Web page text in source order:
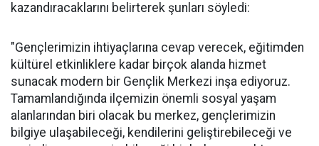
kazandıracaklarını belirterek şunları söyledi:
"Gençlerimizin ihtiyaçlarına cevap verecek, eğitimden
kültürel etkinliklere kadar birçok alanda hizmet
sunacak modern bir Gençlik Merkezi inşa ediyoruz.
Tamamlandığında ilçemizin önemli sosyal yaşam
alanlarından biri olacak bu merkez, gençlerimizin
bilgiye ulaşabileceği, kendilerini geliştirebileceği ve